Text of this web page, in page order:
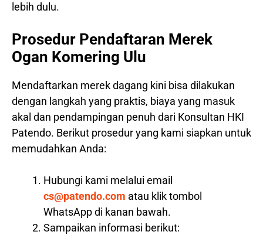
lebih dulu.
Prosedur Pendaftaran Merek
Ogan Komering Ulu
Mendaftarkan merek dagang kini bisa dilakukan
dengan langkah yang praktis, biaya yang masuk
akal dan pendampingan penuh dari Konsultan HKI
Patendo. Berikut prosedur yang kami siapkan untuk
memudahkan Anda:
Hubungi kami melalui email
cs@patendo.com atau klik tombol
WhatsApp di kanan bawah.
Sampaikan informasi berikut: